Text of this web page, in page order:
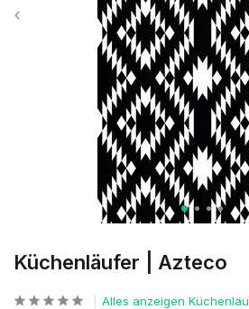
Küchenläufer | Azteco
Alles anzeigen